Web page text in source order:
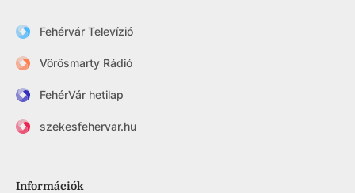
Fehérvár Televízió
Vörösmarty Rádió
FehérVár hetilap
szekesfehervar.hu
Információk